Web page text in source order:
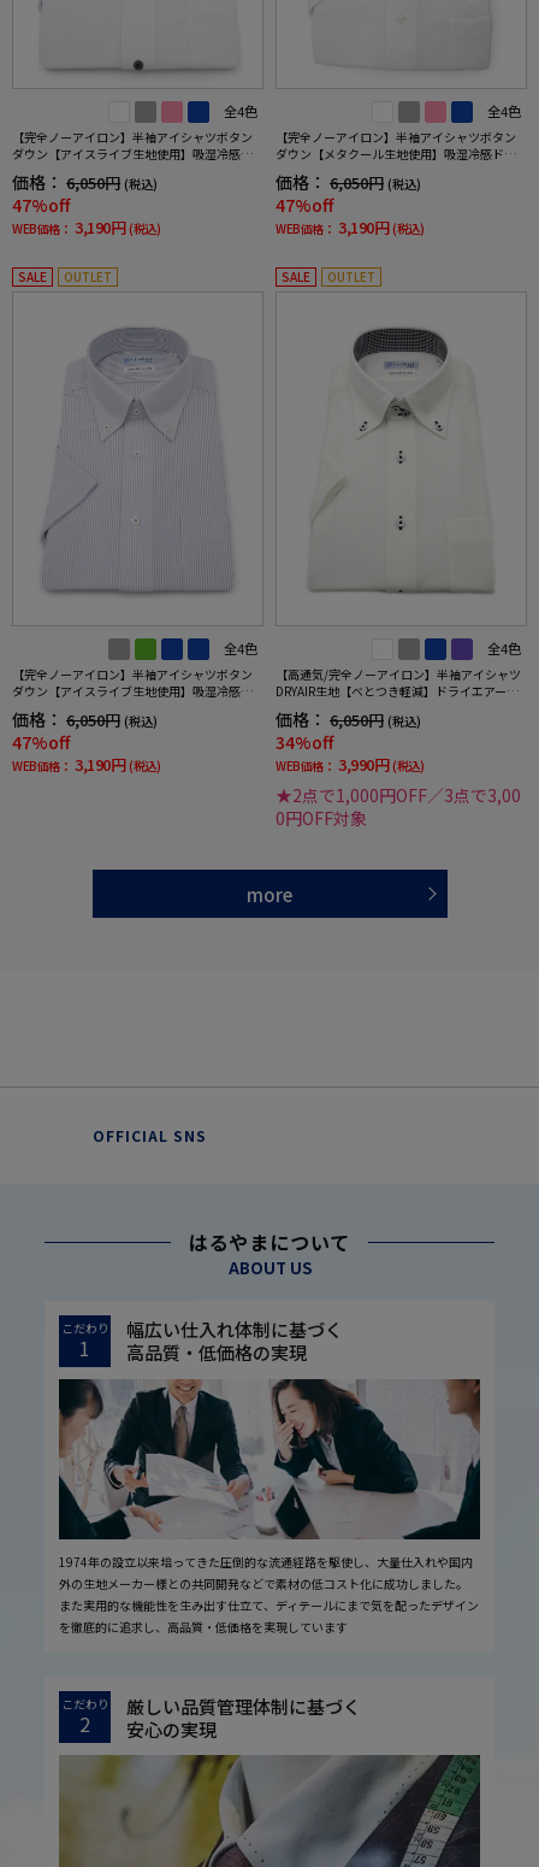
全4色
【完全ノーアイロン】半袖アイシャツボタン
ダウン【アイスライブ生地使用】吸湿冷感シ
価格： 6,050円 (税込)
47%off
WEB価格： 3,190円 (税込)
全4色
【完全ノーアイロン】半袖アイシャツボタン
ダウン【メタクール生地使用】吸湿冷感ドッ
価格： 6,050円 (税込)
47%off
WEB価格： 3,190円 (税込)
SALE OUTLET
全4色
【完全ノーアイロン】半袖アイシャツボタン
ダウン【アイスライブ生地使用】吸湿冷感ス
価格： 6,050円 (税込)
47%off
WEB価格： 3,190円 (税込)
SALE OUTLET
全4色
【高通気/完全ノーアイロン】半袖アイシャツ
DRYAIR生地【べとつき軽減】ドライエアー通
春夏
価格： 6,050円 (税込)
34%off
WEB価格： 3,990円 (税込)
★2点で1,000円OFF／3点で3,00
0円OFF対象
more
OFFICIAL SNS
はるやまについて
ABOUT US
こだわり
1
幅広い仕入れ体制に基づく
高品質・低価格の実現
1974年の設立以来培ってきた圧倒的な流通経路を駆使し、大量仕入れや国内
外の生地メーカー様との共同開発などで素材の低コスト化に成功しました。
また実用的な機能性を生み出す仕立て、ディテールにまで気を配ったデザイン
を徹底的に追求し、高品質・低価格を実現しています
こだわり
2
厳しい品質管理体制に基づく
安心の実現